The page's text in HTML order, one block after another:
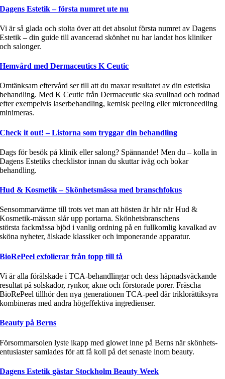
Dagens Estetik – första numret ute nu
Vi är så glada och stolta över att det absolut första numret av Dagens
Estetik – din guide till avancerad skönhet nu har landat hos kliniker
och salonger.
Hemvård med Dermaceutics K Ceutic
Omtänksam eftervård ser till att du maxar resultatet av din estetiska
behandling. Med K Ceutic från Dermaceutic ska svullnad och rodnad
efter exempelvis laserbehandling, kemisk peeling eller microneedling
minimeras.
Check it out! – Listorna som tryggar din behandling
Dags för besök på klinik eller salong? Spännande! Men du – kolla in
Dagens Estetiks checklistor innan du skuttar iväg och bokar
behandling.
Hud & Kosmetik – Skönhetsmässa med branschfokus
Sensommarvärme till trots vet man att hösten är här när Hud &
Kosmetik-mässan slår upp portarna. Skönhetsbranschens
största fackmässa bjöd i vanlig ordning på en fullkomlig kavalkad av
sköna nyheter, älskade klassiker och imponerande apparatur.
BioRePeel exfolierar från topp till tå
Vi är alla förälskade i TCA-behandlingar och dess häpnadsväckande
resultat på solskador, rynkor, akne och förstorade porer. Fräscha
BioRePeel tillhör den nya generationen TCA-peel där triklorättiksyra
kombineras med andra högeffektiva ingredienser.
Beauty på Berns
Försommarsolen lyste ikapp med glowet inne på Berns när skönhets-
entusiaster samlades för att få koll på det senaste inom beauty.
Dagens Estetik gästar Stockholm Beauty Week